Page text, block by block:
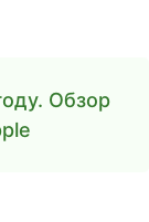
Обзор